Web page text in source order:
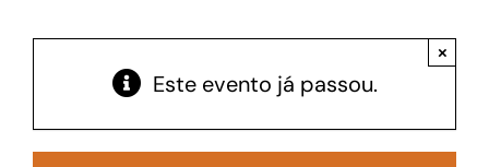
Acesso à Informação
Este evento já passou.
×